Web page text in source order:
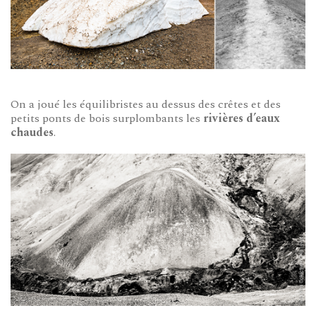
On a joué les équilibristes au dessus des crêtes et des
petits ponts de bois surplombants les rivières d’eaux
chaudes.